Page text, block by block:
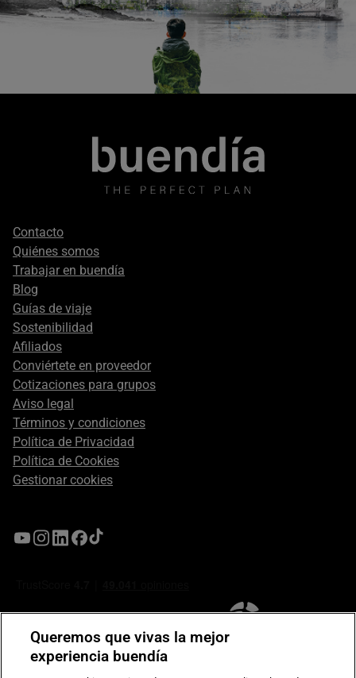
Footer
secondary
Contacto
Quiénes somos
Trabajar en buendía
Blog
Guías de viaje
Sostenibilidad
Afiliados
Conviértete en proveedor
Cotizaciones para grupos
Aviso legal
Términos y condiciones
Política de Privacidad
Política de Cookies
Gestionar cookies
Queremos que vivas la mejor
experiencia buendía